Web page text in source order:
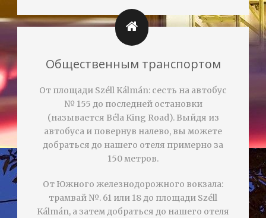
Общественным транспортом
От площади Széll Kálmán: сесть на автобус
№ 155 до последней остановки
(называется Béla King Road). Выйдя из
автобуса и повернув налево, вы можете
добраться до нашего отеля примерно за
150 метров.
От Южного железнодорожного вокзала:
трамвай №. 61 или 18 до площади Széll
Kálmán, а затем добраться до нашего отеля